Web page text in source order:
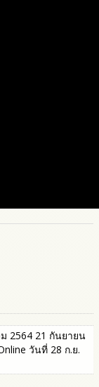
2564 21 กันยายน
วันที่ 28 ก.ย.